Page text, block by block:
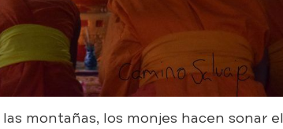
montañas, los monjes hacen sonar el